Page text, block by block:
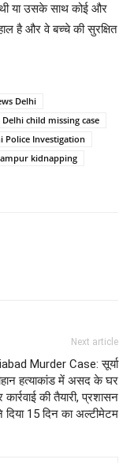
थी या उसके साथ कोई और
है और वे बच्चे की सुरक्षित
Delhi
Delhi child missing case
Police Investigation
kidnapping
Next article
Murder Case: सूर्या
हत्याकांड में असद के घर
की तैयारी, प्रशासन
दिया 15 दिन का अल्टीमेटम